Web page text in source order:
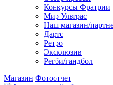
Конкурсы Фратрии
Мир Ультрас
Наш магазин/
Дартс
Ретро
Эксклюзив
Регби/гандбол
Магазин Фотоотчет